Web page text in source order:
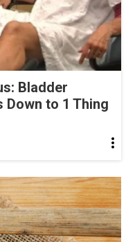
Bladder
Down to 1 Thing